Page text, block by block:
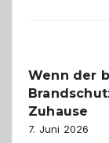
Wenn der
Zuhause
7. Juni 2026